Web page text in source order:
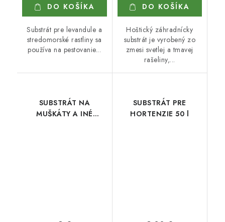
DO KOŠÍKA
Substrát pre levandule a
stredomorské rastliny sa
používa na pestovanie...
DO KOŠÍKA
Hoštický záhradnícky
substrát je vyrobený zo
zmesi svetlej a tmavej
rašeliny,...
SUBSTRÁT NA
MUŠKÁTY A INÉ
SUBSTRÁT PRE
HORTENZIE 50 l